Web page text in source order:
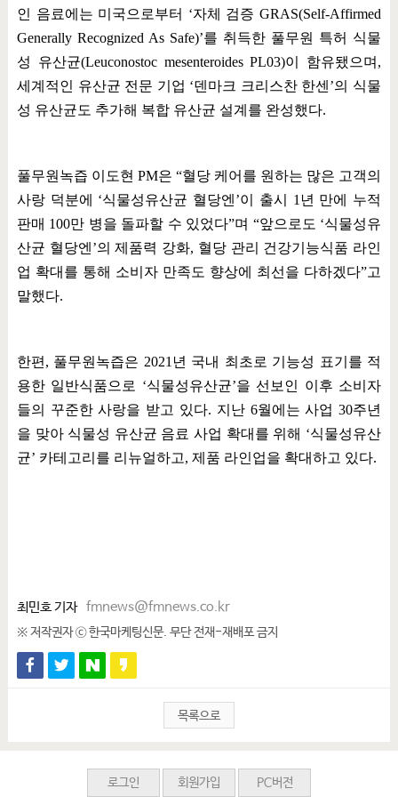
인 음료에는 미국으로부터 ‘자체 검증GRAS(Self-Affirmed
Generally Recognized As Safe)’를 취득한 풀무원 특허 식물
성 유산균(Leuconostoc mesenteroides PL03)이 함유됐으며 ,
세계적인 유산균 전문 기업 ‘덴마크 크리스찬 한센 ’의 식물
성 유산균도 추가해 복합 유산균 설계를 완성했다.
풀무원녹즙 이도현 PM은 “혈당 케어를 원하는 많은 고객의
사랑 덕분에 ‘식물성유산균 혈당엔 ’이 출시 1 년 만에 누적
판매 100만 병을 돌파할 수 있었다”며 “앞으로도 ‘식물성유
산균 혈당엔 ’의 제품력 강화, 혈당 관리 건강기능식품 라인
업 확대를 통해 소비자 만족도 향상에 최선을 다하겠다”고
말했다.
한편 , 풀무원녹즙은 2021 년 국내 최초로 기능성 표기를 적
용한 일반식품으로 ‘식물성유산균’을 선보인 이후 소비자
들의 꾸준한 사랑을 받고 있다. 지난 6월에는 사업30주년
을 맞아 식물성 유산균 음료 사업 확대를 위해 ‘식물성유산
균’ 카테고리를 리뉴얼하고, 제품 라인업을 확대하고 있다.
최민호 기자 fmnews@fmnews.co.kr
※ 저작권자 ⓒ 한국마케팅신문. 무단 전재-재배포 금지
목록으로
로그인 회원가입 PC버전